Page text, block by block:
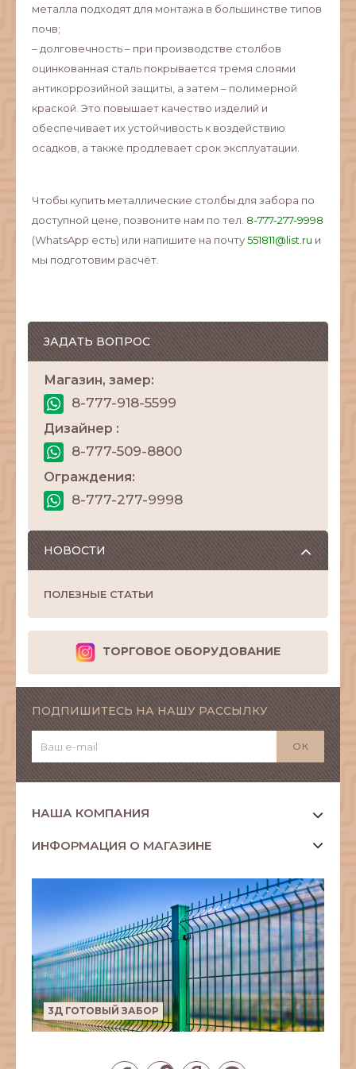
металла подходят для монтажа в большинстве типов
почв;
– долговечность – при производстве столбов
оцинкованная сталь покрывается тремя слоями
антикоррозийной защиты, а затем – полимерной
краской. Это повышает качество изделий и
обеспечивает их устойчивость к воздействию
осадков, а также продлевает срок эксплуатации.
Чтобы купить металлические столбы для забора по
доступной цене, позвоните нам по тел. 8-777-277-9998
(WhatsApp есть) или напишите на почту551811@list.ru и
мы подготовим расчёт.
ЗАДАТЬ ВОПРОС
Магазин, замер:
8-777-918-5599
Дизайнер :
8-777-509-8800
Ограждения:
8-777-277-9998
НОВОСТИ
ПОЛЕЗНЫЕ СТАТЬИ
ТОРГОВОЕ ОБОРУДОВАНИЕ
ПОДПИШИТЕСЬ НА НАШУ РАССЫЛКУ
НАША КОМПАНИЯ
ИНФОРМАЦИЯ О МАГАЗИНЕ
3Д ГОТОВЫЙ ЗАБОР